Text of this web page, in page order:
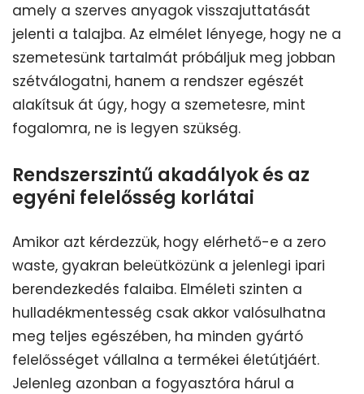
amely a szerves anyagok visszajuttatását
jelenti a talajba. Az elmélet lényege, hogy ne a
szemetesünk tartalmát próbáljuk meg jobban
szétválogatni, hanem a rendszer egészét
alakítsuk át úgy, hogy a szemetesre, mint
fogalomra, ne is legyen szükség.
Rendszerszintű akadályok és az
egyéni felelősség korlátai
Amikor azt kérdezzük, hogy elérhető-e a zero
waste, gyakran beleütközünk a jelenlegi ipari
berendezkedés falaiba. Elméleti szinten a
hulladékmentesség csak akkor valósulhatna
meg teljes egészében, ha minden gyártó
felelősséget vállalna a termékei életútjáért.
Jelenleg azonban a fogyasztóra hárul a